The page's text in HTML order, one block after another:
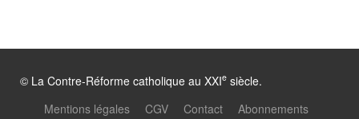
© La Contre-Réforme catholique au XXIe siècle.
Mentions légales
CGV Contact
Abonnements